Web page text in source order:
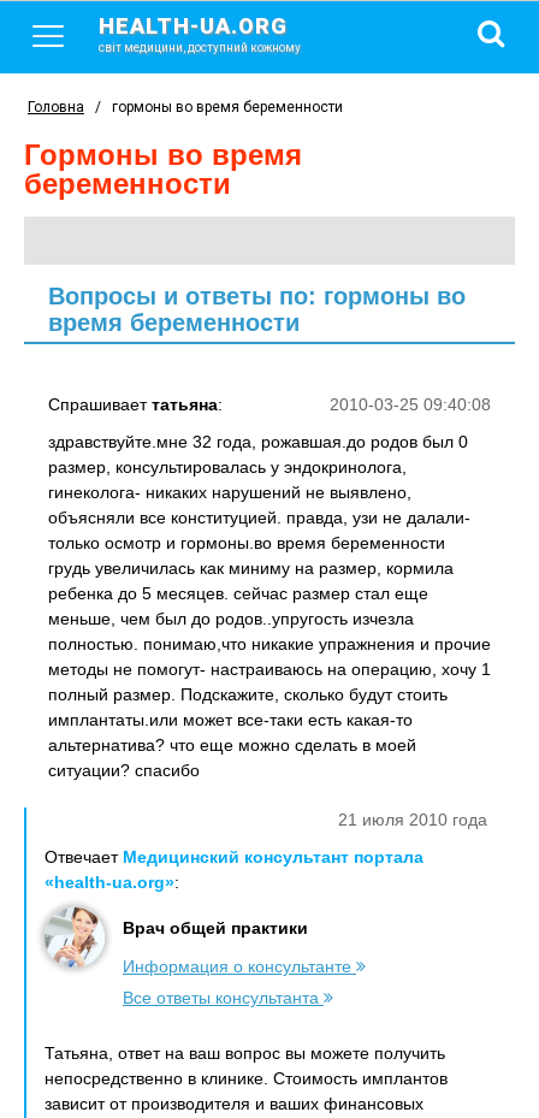
HEALTH-UA.ORG
світ медицини, доступний кожному
Головна / гормоны во время беременности
гормоны во время
беременности
Вопросы и ответы по: гормоны во
время беременности
2010-03-25 09:40:08
Спрашиваеттатьяна:
здравствуйте.мне 32 года, рожавшая.до родов был 0
размер, консультировалась у эндокринолога,
гинеколога- никаких нарушений не выявлено,
объясняли все конституцией. правда, узи не далали-
только осмотр и гормоны.во время беременности
грудь увеличилась как миниму на размер, кормила
ребенка до 5 месяцев. сейчас размер стал еще
меньше, чем был до родов..упругость изчезла
полностью. понимаю,что никакие упражнения и прочие
методы не помогут- настраиваюсь на операцию, хочу 1
полный размер. Подскажите, сколько будут стоить
имплантаты.или может все-таки есть какая-то
альтернатива? что еще можно сделать в моей
ситуации? спасибо
21 июля 2010 года
Отвечает Медицинский консультант портала
«health-ua.org»:
Врач общей практики
Информация о консультанте
Все ответы консультанта
Татьяна, ответ на ваш вопрос вы можете получить
непосредственно в клинике. Стоимость имплантов
зависит от производителя и ваших финансовых